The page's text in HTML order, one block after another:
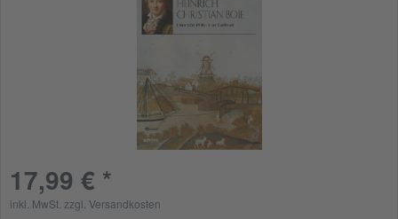
17,99 € *
inkl. MwSt. zzgl. Versandkosten